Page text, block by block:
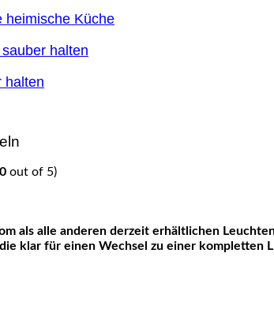
heimische Küche
halten
out of 5)
klar für einen Wechsel zu einer kompletten